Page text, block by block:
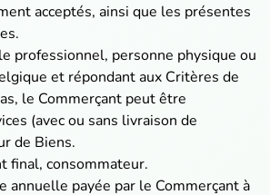
acceptés, ainsi que les présentes
professionnel, personne physique ou
et répondant aux Critères de
le Commerçant peut être
(avec ou sans livraison de
de Biens.
final, consommateur.
annuelle payée par le Commerçant à